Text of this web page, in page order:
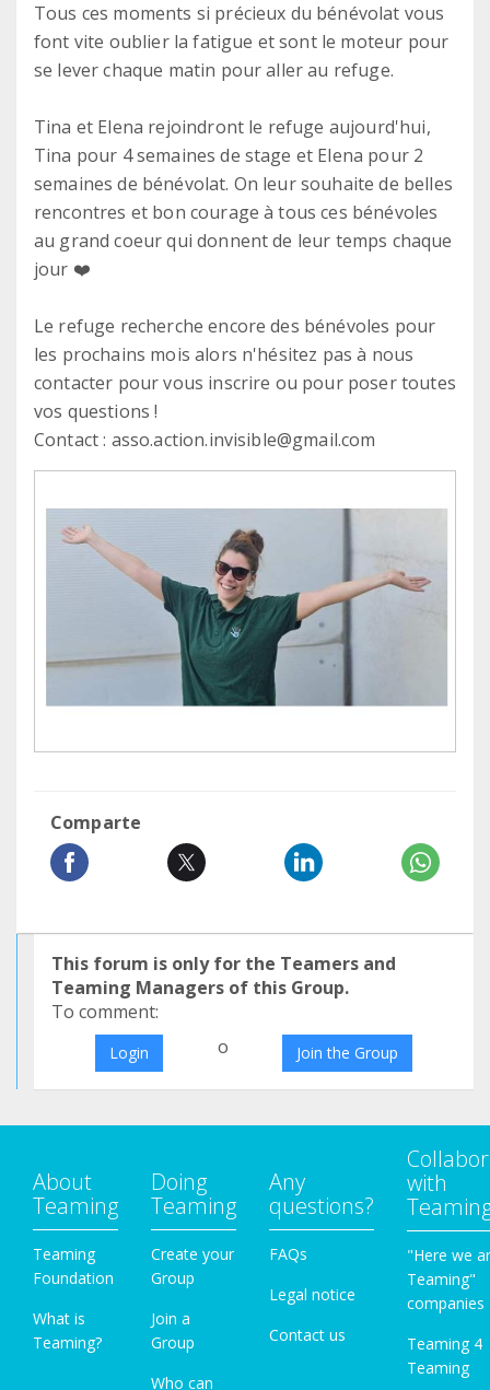
Tous ces moments si précieux du bénévolat vous
font vite oublier la fatigue et sont le moteur pour
se lever chaque matin pour aller au refuge.
Tina et Elena rejoindront le refuge aujourd'hui,
Tina pour 4 semaines de stage et Elena pour 2
semaines de bénévolat. On leur souhaite de belles
rencontres et bon courage à tous ces bénévoles
au grand coeur qui donnent de leur temps chaque
jour ❤️
Le refuge recherche encore des bénévoles pour
les prochains mois alors n'hésitez pas à nous
contacter pour vous inscrire ou pour poser toutes
vos questions !
Contact : asso.action.invisible@gmail.com
Comparte
This forum is only for the Teamers and
Teaming Managers of this Group.
To comment:
Login o Join the Group
About
Teaming
Teaming
Foundation
What is
Teaming?
Doing
Teaming
Create your
Group
Join a
Group
Who can
Any
questions?
FAQs
Legal notice
Contact us
with
"Here we
Teaming"
companies
Teaming 4
Teaming